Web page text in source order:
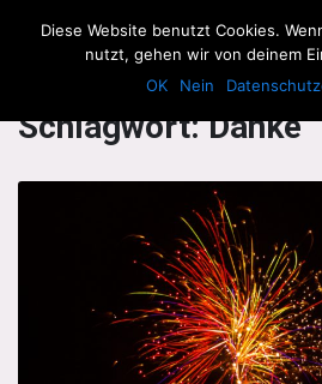
The Howling Men
Schlagwort:Danke
Diese Website benutzt Cookies.
nutzt, gehen wir von deinem
OK
Nein